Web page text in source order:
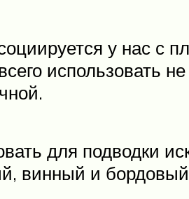
у нас с
использовать
для подводки
винный и бордовый